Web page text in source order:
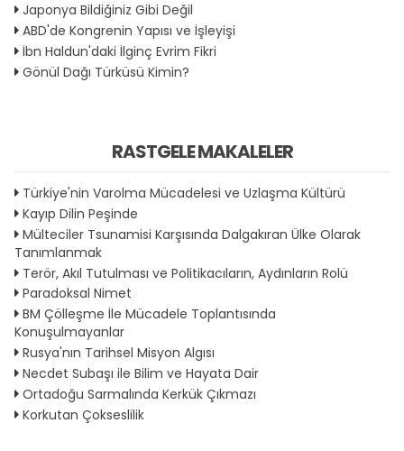
Japonya Bildiğiniz Gibi Değil
ABD'de Kongrenin Yapısı ve İşleyişi
İbn Haldun'daki İlginç Evrim Fikri
Gönül Dağı Türküsü Kimin?
RASTGELE MAKALELER
Türkiye'nin Varolma Mücadelesi ve Uzlaşma Kültürü
Kayıp Dilin Peşinde
Mülteciler Tsunamisi Karşısında Dalgakıran Ülke Olarak
Tanımlanmak
Terör, Akıl Tutulması ve Politikacıların, Aydınların Rolü
Paradoksal Nimet
BM Çölleşme İle Mücadele Toplantısında
Konuşulmayanlar
Rusya'nın Tarihsel Misyon Algısı
Necdet Subaşı ile Bilim ve Hayata Dair
Ortadoğu Sarmalında Kerkük Çıkmazı
Korkutan Çokseslilik